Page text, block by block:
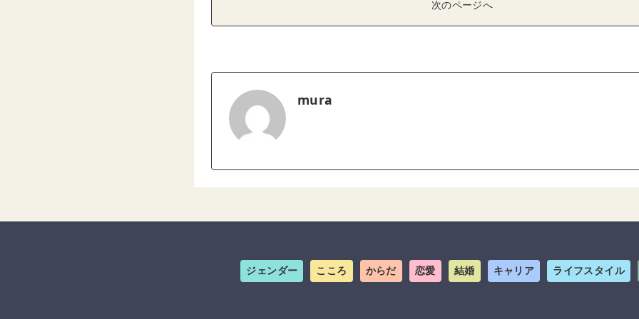
次のページへ
mura
ジェンダー こころ からだ 恋愛 結婚 キャリア ライフスタイル